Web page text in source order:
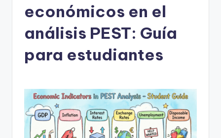
A
económicos en el
análisis PEST: Guía
para estudiantes